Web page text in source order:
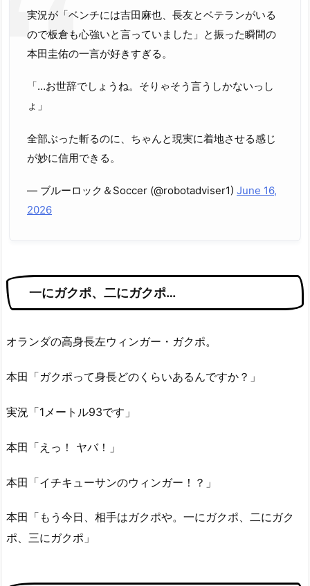
実況が「ベンチには吉田麻也、長友とベテランがいる
ので板倉も心強いと言っていました」と振った瞬間の
本田圭佑の一言が好きすぎる。
「…お世辞でしょうね。そりゃそう言うしかないっし
ょ」
全部ぶった斬るのに、ちゃんと現実に着地させる感じ
が妙に信用できる。
— ブルーロック＆Soccer (@robotadviser1) June 16,
2026
一にガクポ、二にガクポ…
オランダの高身長左ウィンガー・ガクポ。
本田「ガクポって身長どのくらいあるんですか？」
実況「1メートル93です」
本田「えっ！ ヤバ！」
本田「イチキューサンのウィンガー！？」
本田「もう今日、相手はガクポや。一にガクポ、二にガク
ポ、三にガクポ」